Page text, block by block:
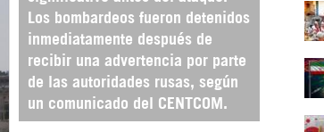
Los bombardeos fueron detenidos
inmediatamente después de
recibir una advertencia por parte
de las autoridades rusas, según
un comunicado del CENTCOM.